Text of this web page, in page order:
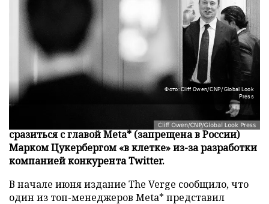
Фото: Cliff Owen/CNP/Global Look
Press
Предприниматель Илон Маск заявил о готовности
сразиться с главой Meta* (запрещена в России)
Марком Цукербергом «в клетке» из-за разработки
компанией конкурента Twitter.
В начале июня издание The Verge сообщило, что
один из топ-менеджеров Meta* представил